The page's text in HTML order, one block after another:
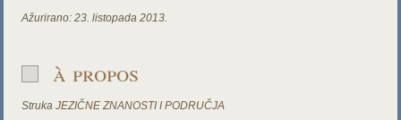
Ažurirano: 23. listopada 2013.
à propos
Struka JEZIČNE ZNANOSTI I PODRUČJA